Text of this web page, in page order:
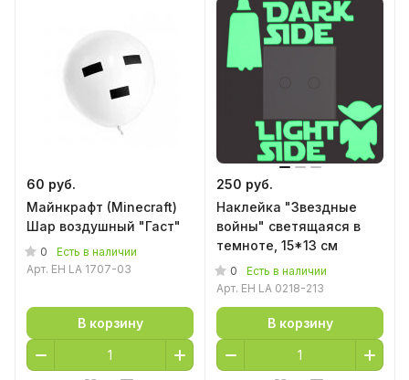
60 руб.
Майнкрафт (Minecraft)
Шар воздушный "Гаст"
0
Есть в наличии
Арт. EH LA 1707-03
В корзину
250 руб.
Наклейка "Звездные
войны" светящаяся в
темноте, 15*13 см
0
Есть в наличии
Арт. EH LA 0218-213
В корзину